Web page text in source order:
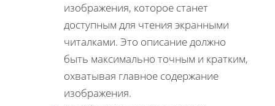
изображения, которое станет
доступным для чтения экранными
читалками. Это описание должно
быть максимально точным и кратким,
охватывая главное содержание
изображения.